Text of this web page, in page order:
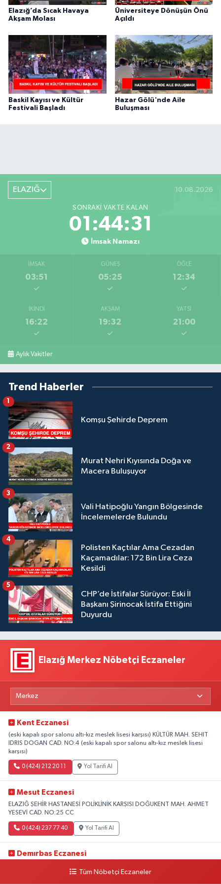
Elazığ’da Sıcak Havaya
Akşam Molası
Üniversiteye Dönüşün Önü
Açıldı
Baskil Kayısı ve Kültür
Festivali Başladı
Hazar Gölü'nde Aile
Buluşması
ELAZIĞ 10.08.2026
SONRAKI VAKTE KALAN
01:44:30
İmsak Namazı
İMSAK
03:51
GÜNEŞ
05:25
ÖĞLE
12:34
İKINDI
16:22
AKŞAM
19:32
YATSI
21:00
Aylık Vakitler
Trend Haberler
Komşu Şehirde Deprem
1
Murat Nehri Kıyısında Doğa ve
Macera Buluşuyor
2
Vali Hatipoğlu Yangın Bölgesinde
İncelemelerde Bulundu
3
Polisten Kaçtılar Ama Cezadan
Kaçamadılar: 172 Bin Lira Ceza
Kesildi
4
CHP’de İstifalar Sürüyor: Eski İl
Başkanı Şirinocak İstifa Ettiğini
Duyurdu
5
Elazığ Merkez Nöbetçi Eczaneler
Kent Eczanesi
(eski kapalı spor salonu altı-kız meslek lisesi karşısı) KÜLTÜR MAH. SEHIT
IDRIS DOGAN CAD. NO:4 (eski kapalı spor salonu altı-kız meslek lisesi
karşısı)
0 (424) 212 20 11 Yol Tarifi Al
Mesut Eczanesi
ELAZIĞ ŞEHİR HASTANESİ POLİKLİNİK KARŞISI DOĞUKENT MAH. AHMET
YESEVİ CAD. NO:25 CC
0 (424) 237 77 40 Yol Tarifi Al
Demırbas Eczanesi
Tüm Nöbetçi Eczaneler